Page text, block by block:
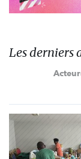
Les derniers